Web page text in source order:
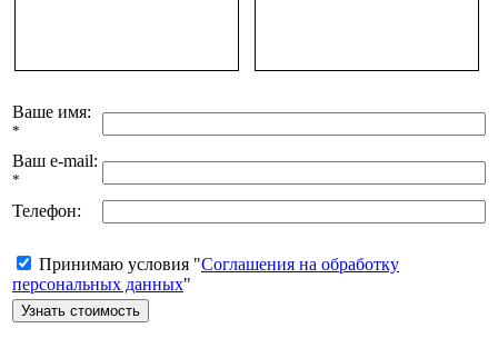
Ваше имя:
*
Ваш e-mail:
*
Телефон:
Принимаю условия "Соглашения на обработку
персональных данных"